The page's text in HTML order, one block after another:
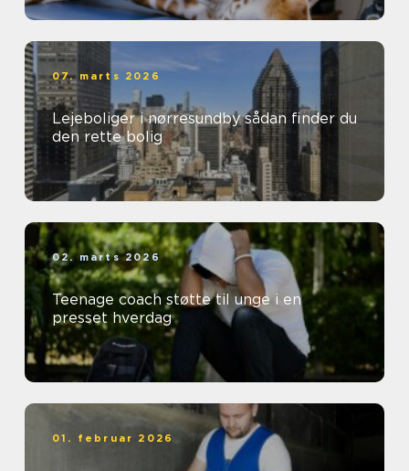
07. marts 2026
Lejeboliger i nørresundby sådan finder du
den rette bolig
02. marts 2026
Teenage coach støtte til unge i en
presset hverdag
01. februar 2026